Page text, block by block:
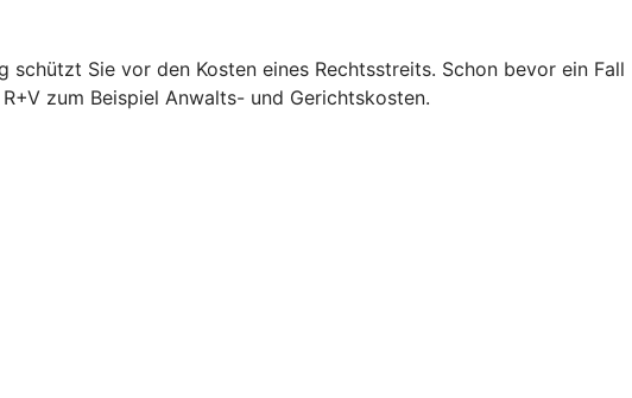
Sie vor den Kosten eines Rechtsstreits. Schon bevor ein Fall
zum Beispiel Anwalts- und Gerichtskosten.